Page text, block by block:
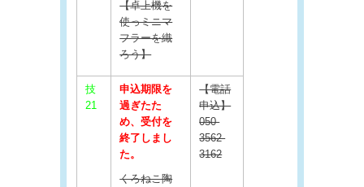
【卓上機を
使っミニマ
フラーを織
ろう】
技
21
申込期限を
過ぎたた
め、受付を
終了しまし
た。
くろねこ陶
【電話
申込】
050-
3562-
3162